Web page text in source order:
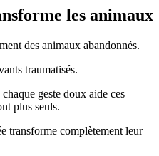
les animaux
des animaux abandonnés.
traumatisés.
geste doux aide ces
plus seuls.
transforme complètement leur